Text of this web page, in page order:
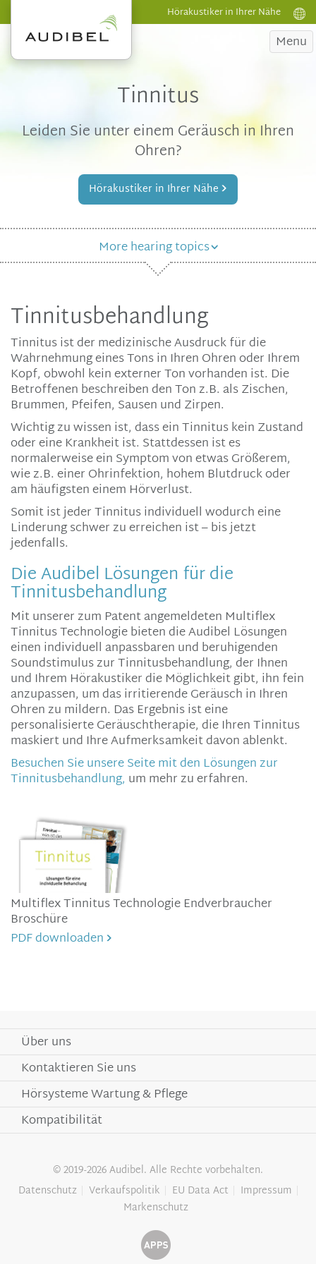
Hörakustiker in Ihrer Nähe
Menu
Tinnitus
Leiden Sie unter einem Geräusch in Ihren
Ohren?
Hörakustiker in Ihrer Nähe
More hearing topics
Tinnitusbehandlung
Tinnitus ist der medizinische Ausdruck für die
Wahrnehmung eines Tons in Ihren Ohren oder Ihrem
Kopf, obwohl kein externer Ton vorhanden ist. Die
Betroffenen beschreiben den Ton z.B. als Zischen,
Brummen, Pfeifen, Sausen und Zirpen.
Wichtig zu wissen ist, dass ein Tinnitus kein Zustand
oder eine Krankheit ist. Stattdessen ist es
normalerweise ein Symptom von etwas Größerem,
wie z.B. einer Ohrinfektion, hohem Blutdruck oder
am häufigsten einem Hörverlust.
Somit ist jeder Tinnitus individuell wodurch eine
Linderung schwer zu erreichen ist – bis jetzt
jedenfalls.
Die Audibel Lösungen für die
Tinnitusbehandlung
Mit unserer zum Patent angemeldeten Multiflex
Tinnitus Technologie bieten die Audibel Lösungen
einen individuell anpassbaren und beruhigenden
Soundstimulus zur Tinnitusbehandlung, der Ihnen
und Ihrem Hörakustikerdie Möglichkeit gibt, ihn fein
anzupassen, um das irritierende Geräusch in Ihren
Ohren zu mildern. Das Ergebnis ist eine
personalisierte Geräuschtherapie, die Ihren Tinnitus
maskiert und Ihre Aufmerksamkeit davon ablenkt.
Besuchen Sie unsere Seite mit den Lösungen zur
Tinnitusbehandlung, um mehr zu erfahren.
Multiflex Tinnitus Technologie Endverbraucher
Broschüre
PDF downloaden
Über uns
Kontaktieren Sie uns
Hörsysteme Wartung & Pflege
Kompatibilität
© 2019-2026 Audibel. Alle Rechte vorbehalten.
Datenschutz
Verkaufspolitik EU Data Act
Impressum
Markenschutz